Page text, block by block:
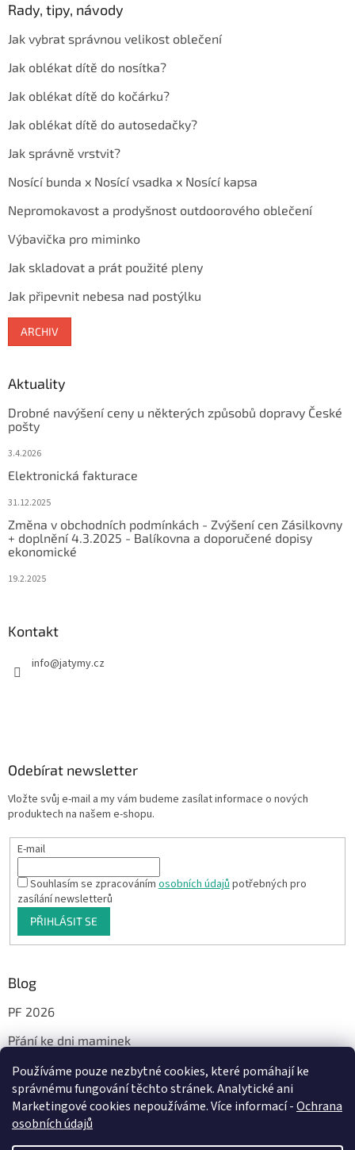
Používáme pouze nezbytné cookies, které pomáhají ke
správnému fungování těchto stránek. Analytické ani
Marketingové cookies nepoužíváme. Více informací -Ochrana
osobních údajů
Rady, tipy, návody
Jak vybrat správnou velikost oblečení
Jak oblékat dítě do nosítka?
Jak oblékat dítě do kočárku?
Jak oblékat dítě do autosedačky?
Jak správně vrstvit?
Nosící bunda x Nosící vsadka x Nosící kapsa
Nepromokavost a prodyšnost outdoorového oblečení
Výbavička pro miminko
Jak skladovat a prát použité pleny
Jak připevnit nebesa nad postýlku
ARCHIV
Aktuality
Drobné navýšení ceny u některých způsobů dopravy České
pošty
3.4.2026
Elektronická fakturace
31.12.2025
Změna v obchodních podmínkách - Zvýšení cen Zásilkovny
+ doplnění 4.3.2025 - Balíkovna a doporučené dopisy
ekonomické
19.2.2025
Kontakt
info@jatymy.cz
Odebírat newsletter
Vložte svůj e-mail a my vám budeme zasílat informace o nových
produktech na našem e-shopu.
E-mail
Souhlasím se zpracovánímosobních údajůpotřebných pro
zasílání newsletterů
PŘIHLÁSIT SE
Blog
PF 2026
Přání ke dni maminek
Facebook